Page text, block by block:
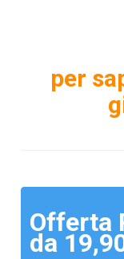
per
Offerta
da